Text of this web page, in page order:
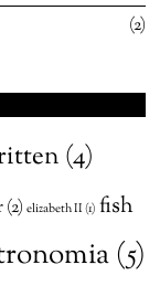
2
(4)
(2) elizabeth II(1) fish
(5)